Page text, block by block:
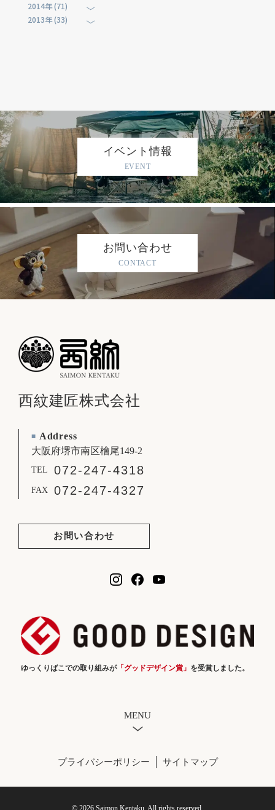
2014年 (71)
2013年 (33)
イベント情報
EVENT
お問い合わせ
CONTACT
西紋建匠株式会社
■ Address
大阪府堺市南区檜尾149-2
TEL 072-247-4318
FAX 072-247-4327
お問い合わせ
ゆっくりばこでの取り組みが「グッドデザイン賞」 を受賞しました。
MENU
プライバシーポリシー サイトマップ
© 2026 Saimon Kentaku. All rights reserved.